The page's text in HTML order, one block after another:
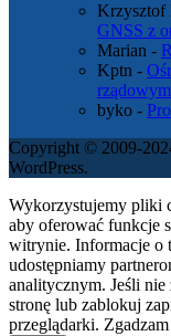
Krzysztof
GNSS z
Marian -
Kptn -
rządowym
byko -
Copyright © 2009-
WordPress.
Wykorzystujemy pliki
aby oferować funkcje
witrynie. Informacje o
udostępniamy
analitycznym. Jeśli nie
stronę lub zablokuj
przeglądarki.